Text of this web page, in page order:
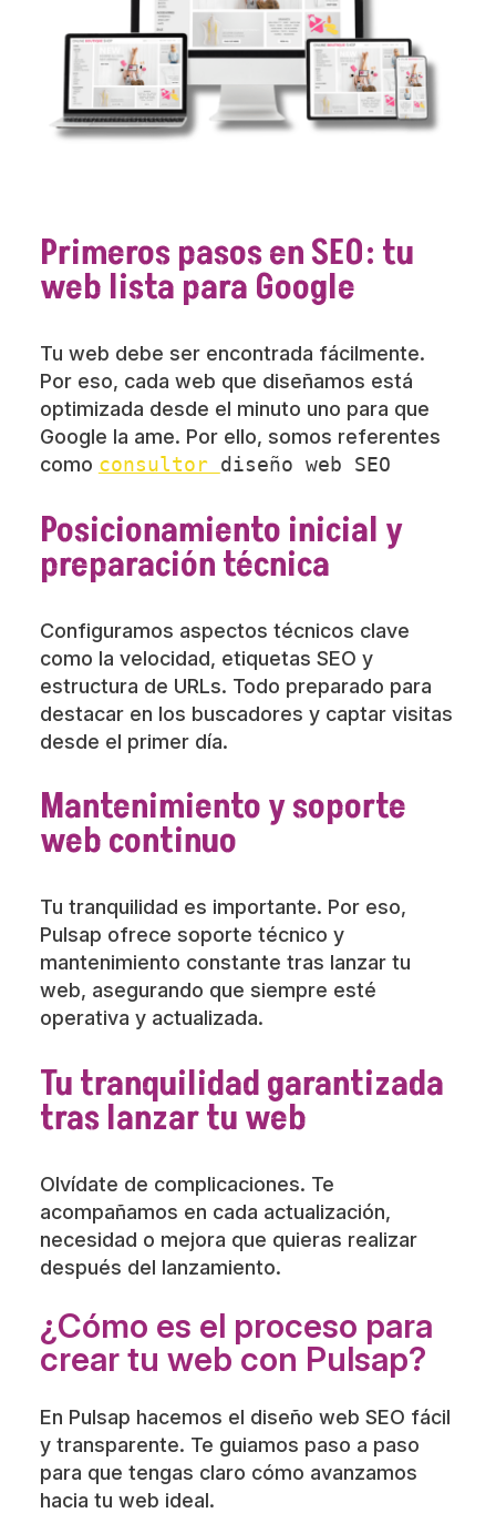
Primeros pasos en SEO: tu
web lista para Google
Tu web debe ser encontrada fácilmente.
Por eso, cada web que diseñamos está
optimizada desde el minuto uno para que
Google la ame. Por ello, somos referentes
como consultor diseño web SEO
Posicionamiento inicial y
preparación técnica
Configuramos aspectos técnicos clave
como la velocidad, etiquetas SEO y
estructura de URLs. Todo preparado para
destacar en los buscadores y captar visitas
desde el primer día.
Mantenimiento y soporte
web continuo
Tu tranquilidad es importante. Por eso,
Pulsap ofrece soporte técnico y
mantenimiento constante tras lanzar tu
web, asegurando que siempre esté
operativa y actualizada.
Tu tranquilidad garantizada
tras lanzar tu web
Olvídate de complicaciones. Te
acompañamos en cada actualización,
necesidad o mejora que quieras realizar
después del lanzamiento.
¿Cómo es el proceso para
crear tu web con Pulsap?
En Pulsap hacemos el diseño web SEO fácil
y transparente. Te guiamos paso a paso
para que tengas claro cómo avanzamos
hacia tu web ideal.